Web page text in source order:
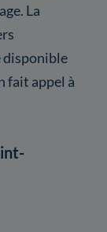
La
disponible
fait appel à